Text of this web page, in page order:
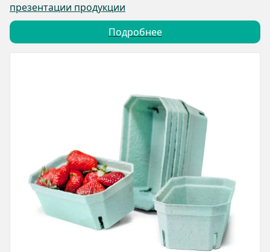
презентации продукции
Подробнее